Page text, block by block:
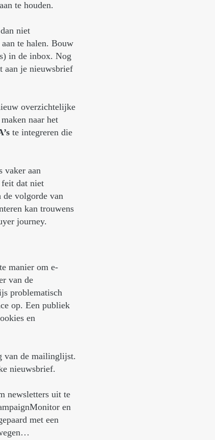
te houden.
niet
te halen. Bouw
in de inbox. Nog
aan je nieuwsbrief
overzichtelijke
naar het
te integreren die
vaker aan
feit dat niet
de volgorde van
kan trouwens
journey.
manier om e-
van de
problematisch
op. Een publiek
en
van de mailinglijst.
nieuwsbrief.
newsletters uit te
en
met een